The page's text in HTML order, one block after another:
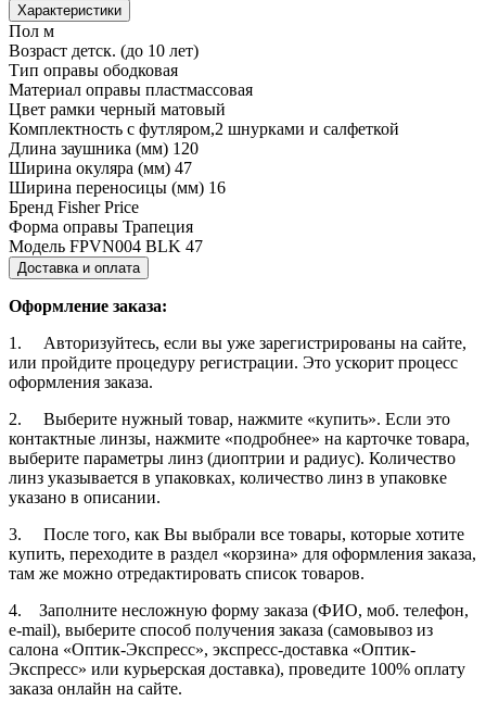
Характеристики
Пол м
Возраст детск. (до 10 лет)
Тип оправы ободковая
Материал оправы пластмассовая
Цвет рамки черный матовый
Комплектность с футляром,2 шнурками и салфеткой
Длина заушника (мм) 120
Ширина окуляра (мм) 47
Ширина переносицы (мм) 16
Бренд Fisher Price
Форма оправы Трапеция
Модель FPVN004 BLK 47
Доставка и оплата
Оформление заказа:
1. Авторизуйтесь, если вы уже зарегистрированы на сайте,
или пройдите процедуру регистрации. Это ускорит процесс
оформления заказа.
2. Выберите нужный товар, нажмите «купить». Если это
контактные линзы, нажмите «подробнее» на карточке товара,
выберите параметры линз (диоптрии и радиус). Количество
линз указывается в упаковках, количество линз в упаковке
указано в описании.
3. После того, как Вы выбрали все товары, которые хотите
купить, переходите в раздел «корзина» для оформления заказа,
там же можно отредактировать список товаров.
4. Заполните несложную форму заказа (ФИО, моб. телефон,
e-mail), выберите способ получения заказа (самовывоз из
салона «Оптик-Экспресс», экспресс-доставка «Оптик-
Экспресс» или курьерская доставка), проведите 100% оплату
заказа онлайн на сайте.